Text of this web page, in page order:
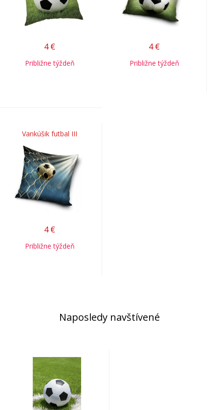
4 €
Približne týždeň
4 €
Približne týždeň
Vankúšik futbal III
4 €
Približne týždeň
Naposledy navštívené